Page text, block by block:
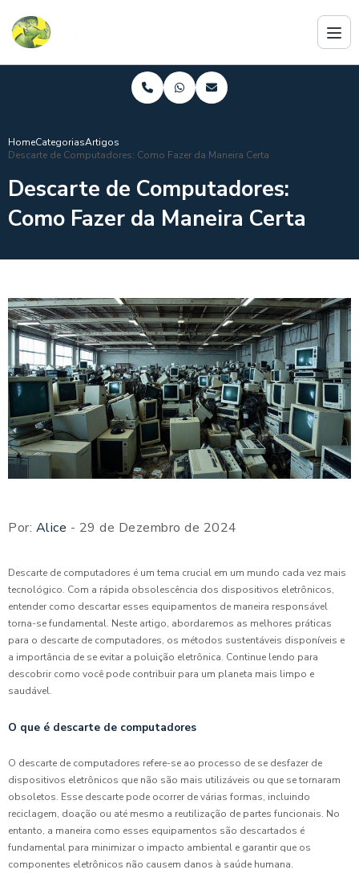
HomeCategoriasArtigos
Descarte de Computadores: Como Fazer da Maneira Certa
Descarte de Computadores:
Como Fazer da Maneira Certa
Por: Alice - 29 de Dezembro de 2024
Descarte de computadores é um tema crucial em um mundo cada vez mais
tecnológico. Com a rápida obsolescência dos dispositivos eletrônicos,
entender como descartar esses equipamentos de maneira responsável
torna-se fundamental. Neste artigo, abordaremos as melhores práticas
para o descarte de computadores, os métodos sustentáveis disponíveis e
a importância de se evitar a poluição eletrônica. Continue lendo para
descobrir como você pode contribuir para um planeta mais limpo e
saudável.
O que é descarte de computadores
O descarte de computadores refere-se ao processo de se desfazer de
dispositivos eletrônicos que não são mais utilizáveis ou que se tornaram
obsoletos. Esse descarte pode ocorrer de várias formas, incluindo
reciclagem, doação ou até mesmo a reutilização de partes funcionais. No
entanto, a maneira como esses equipamentos são descartados é
fundamental para minimizar o impacto ambiental e garantir que os
componentes eletrônicos não causem danos à saúde humana.